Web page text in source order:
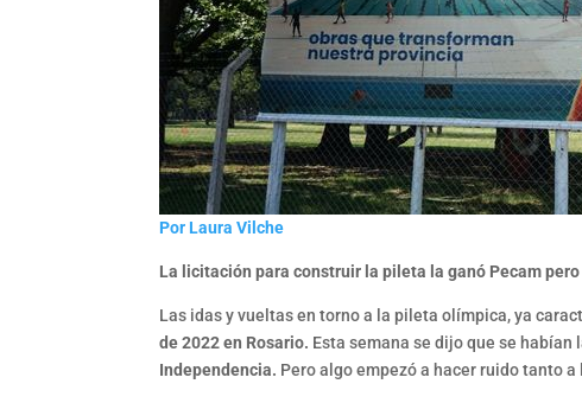
Por Laura Vilche
La licitación para construir la pileta la ganó Pecam
Las idas y vueltas en torno a la pileta olímpica, ya
de 2022 en Rosario. Esta semana se dijo que se habían
Independencia. Pero algo empezó a hacer ruido tanto